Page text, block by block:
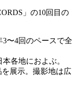
」の10回目の
〜4回のペースで全
各地におよぶ。
展示。撮影地は広